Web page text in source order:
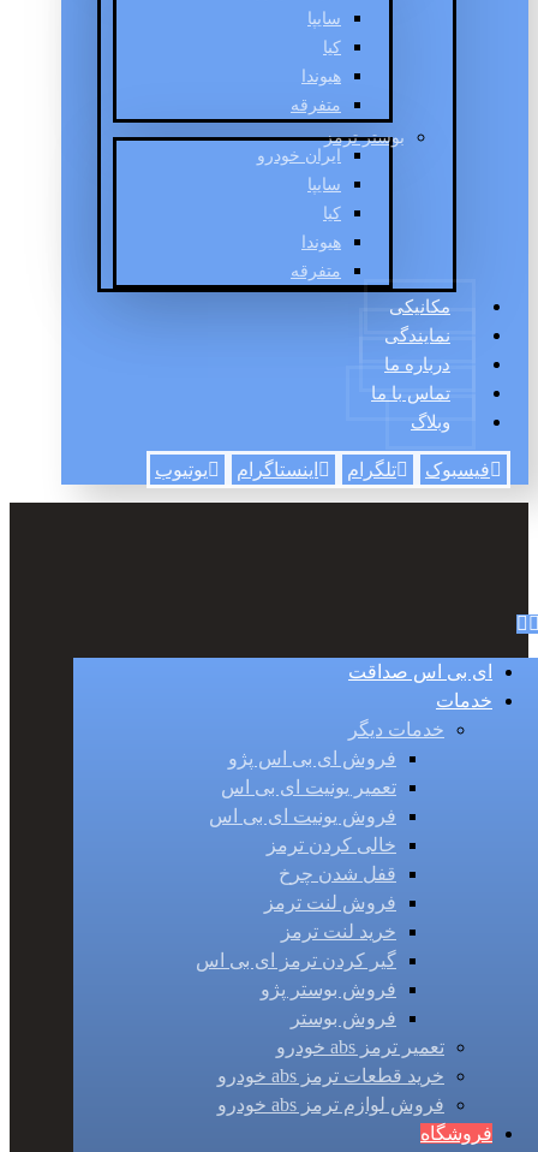
سایپا
کیا
هیوندا
متفرقه
بوستر ترمز
ایران خودرو
سایپا
کیا
هیوندا
متفرقه
مکانیکی
نمایندگی
درباره ما
تماس با ما
وبلاگ
فیسبوک تلگرام اینستاگرام یوتیوب
ای بی اس صداقت
خدمات
خدمات دیگر
فروش ای بی اس پژو
تعمیر یونیت ای بی اس
فروش یونیت ای بی اس
خالی کردن ترمز
قفل شدن چرخ
فروش لنت ترمز
خرید لنت ترمز
گیر کردن ترمز ای بی اس
فروش بوستر پژو
فروش بوستر
تعمیر ترمز abs خودرو
خرید قطعات ترمز abs خودرو
فروش لوازم ترمز abs خودرو
فروشگاه